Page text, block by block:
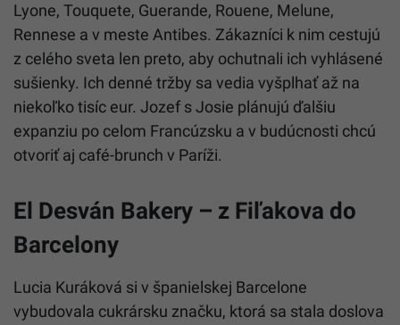
Lyone, Touquete, Guerande, Rouene, Melune,
Rennese a v meste Antibes. Zákazníci k nim cestujú
z celého sveta len preto, aby ochutnali ich vyhlásené
sušienky. Ich denné tržby sa vedia vyšplhať až na
niekoľko tisíc eur. Jozef s Josie plánujú ďalšiu
expanziu po celom Francúzsku a v budúcnosti chcú
otvoriť aj café-brunch v Paríži.
El Desván Bakery – z Fiľakova do
Barcelony
Lucia Kuráková si v španielskej Barcelone
vybudovala cukrársku značku, ktorá sa stala doslova